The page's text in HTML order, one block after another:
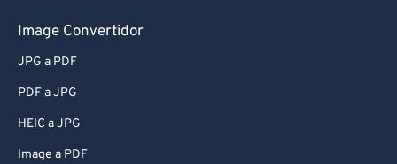
Image Convertidor
JPG a PDF
PDF a JPG
HEIC a JPG
Image a PDF